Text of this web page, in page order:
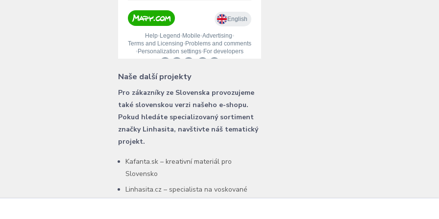
Naše další projekty
Pro zákazníky ze Slovenska provozujeme
také slovenskou verzi našeho e-shopu.
Pokud hledáte specializovaný sortiment
značky Linhasita, navštivte náš tematický
projekt.
Kafanta.sk – kreativní materiál pro
Slovensko
Linhasita.cz – specialista na voskované
šňůry Linhasita